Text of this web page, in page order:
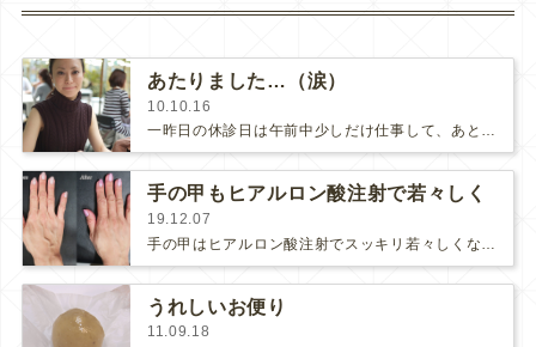
あたりました…（涙）
10.10.16
一昨日の休診日は午前中少しだけ仕事して、あとはの～んびり過ごしました。近所のカフェでランチ（魚介のパスタ）して表参道をブラブラ.…
手の甲もヒアルロン酸注射で若々しく
19.12.07
うれしいお便り
11.09.18